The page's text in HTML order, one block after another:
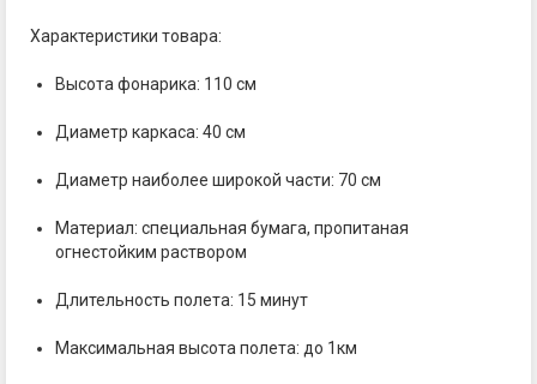
Характеристики товара:
Высота фонарика: 110 см
Диаметр каркаса: 40 см
Диаметр наиболее широкой части: 70 см
Материал: специальная бумага, пропитаная
огнестойким раствором
Длительность полета: 15 минут
Максимальная высота полета: до 1км